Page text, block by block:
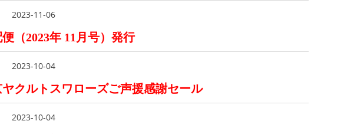
2023-11-06
（2023年 11月号）発行
2023-10-04
ヤクルトスワローズご声援感謝セール
2023-10-04